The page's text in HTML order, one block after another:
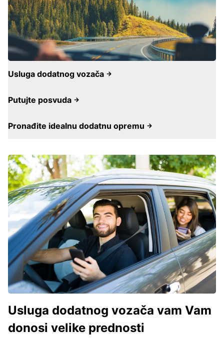
Usluga dodatnog vozača
Putujte posvuda
Pronađite idealnu dodatnu opremu
Usluga dodatnog vozača vam Vam
donosi velike prednosti